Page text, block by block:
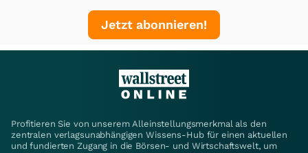
Jetzt abonnieren!
Profitieren Sie von unserem Alleinstellungsmerkmal als den
zentralen verlagsunabhängigen Wissens-Hub für einen aktuellen
und fundierten Zugang in die Börsen- und Wirtschaftswelt, um